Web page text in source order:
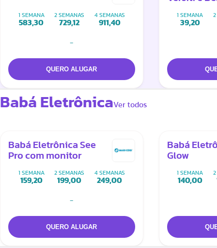
1 SEMANA
583,30
2 SEMANAS
729,12
4 SEMANAS
911,40
-
1 SEMANA
39,20
2
Babá EletrônicaVer todos
Babá Eletrônica See
Pro com monitor
1 SEMANA
159,20
2 SEMANAS
199,00
4 SEMANAS
249,00
-
Babá
Glow
1 SEMANA
140,00
2